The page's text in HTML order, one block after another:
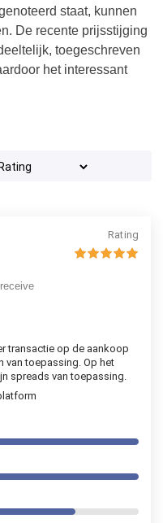
staat, kunnen
De recente prijsstijging
toegeschreven
het interessant
Rating
transactie op de aankoop
van toepassing. Op het
spreads van toepassing.